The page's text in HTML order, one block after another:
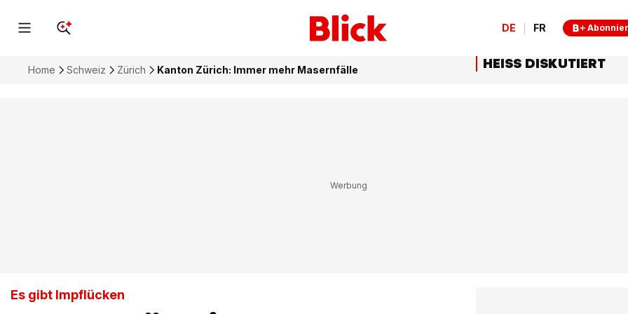
DE FR
Home Schweiz Zürich Kanton Zürich: Immer mehr Masernfälle
Es gibt Impflücken
HEISS DISKUTIERT